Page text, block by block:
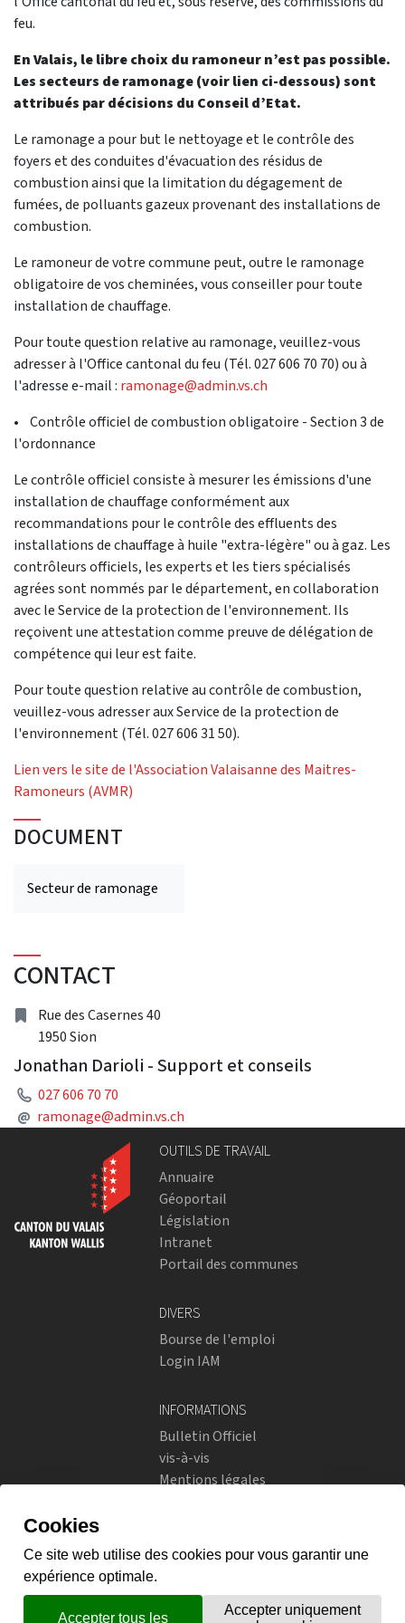
feu.
En Valais, le libre choix du ramoneur n’est pas possible.
Les secteurs de ramonage (voir lien ci-dessous) sont
attribués par décisions du Conseil d’Etat.
Le ramonage a pour but le nettoyage et le contrôle des
foyers et des conduites d'évacuation des résidus de
combustion ainsi que la limitation du dégagement de
fumées, de polluants gazeux provenant des installations de
combustion.
Le ramoneur de votre commune peut, outre le ramonage
obligatoire de vos cheminées, vous conseiller pour toute
installation de chauffage.
Pour toute question relative au ramonage, veuillez-vous
adresser à l'Office cantonal du feu (Tél. 027 606 70 70) ou à
l'adresse e-mail : ramonage@admin.vs.ch
• Contrôle officiel de combustion obligatoire - Section 3 de
l'ordonnance
Le contrôle officiel consiste à mesurer les émissions d'une
installation de chauffage conformément aux
recommandations pour le contrôle des effluents des
installations de chauffage à huile "extra-légère" ou à gaz. Les
contrôleurs officiels, les experts et les tiers spécialisés
agrées sont nommés par le département, en collaboration
avec le Service de la protection de l'environnement. Ils
reçoivent une attestation comme preuve de délégation de
compétence qui leur est faite.
Pour toute question relative au contrôle de combustion,
veuillez-vous adresser aux Service de la protection de
l'environnement (Tél. 027 606 31 50).
Lien vers le site de l'Association Valaisanne des Maitres-
Ramoneurs (AVMR)
DOCUMENT
Secteur de ramonage
CONTACT
Address
Rue des Casernes 40
1950 Sion
Jonathan Darioli - Support et conseils
Phone
027 606 70 70
@ Mail
ramonage@admin.vs.ch
OUTILS DE TRAVAIL
Annuaire
Géoportail
Législation
Intranet
Portail des communes
DIVERS
Bourse de l'emploi
Login IAM
INFORMATIONS
Bulletin Officiel
vis-à-vis
Mentions légales
Instagram